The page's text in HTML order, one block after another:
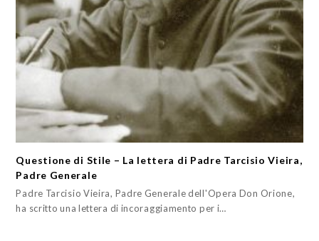
Questione di Stile – La lettera di Padre Tarcisio Vieira,
Padre Generale
Padre Tarcisio Vieira, Padre Generale dell'Opera Don Orione,
ha scritto una lettera di incoraggiamento per i…